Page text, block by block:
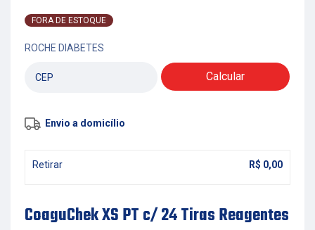
FORA DE ESTOQUE
ROCHE DIABETES
Calcular
Envio a domicílio
Retirar R$ 0,00
CoaguChek XS PT c/ 24 Tiras Reagentes